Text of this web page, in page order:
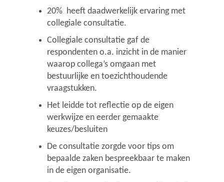
20% heeft daadwerkelijk ervaring met
collegiale consultatie.
Collegiale consultatie gaf de
respondenten o.a. inzicht in de manier
waarop collega’s omgaan met
bestuurlijke en toezichthoudende
vraagstukken.
Het leidde tot reflectie op de eigen
werkwijze en eerder gemaakte
keuzes/besluiten
De consultatie zorgde voor tips om
bepaalde zaken bespreekbaar te maken
in de eigen organisatie.